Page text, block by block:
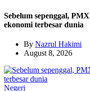
Sebelum sepenggal,
ekonomi terbesar dunia
By Nazrul Hakimi
August 8, 2026
Negeri